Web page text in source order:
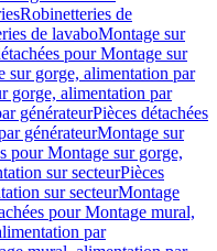
Robinetteries de
de lavaboMontage sur
pour Montage sur
sur gorge, alimentation par
gorge, alimentation par
générateurPièces détachées
générateurMontage sur
pour Montage sur gorge,
sur secteurPièces
sur secteurMontage
pour Montage mural,
par